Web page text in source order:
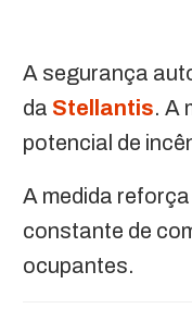
A segurança
da Stellantis. A
potencial de
A medida
constante de
ocupantes.